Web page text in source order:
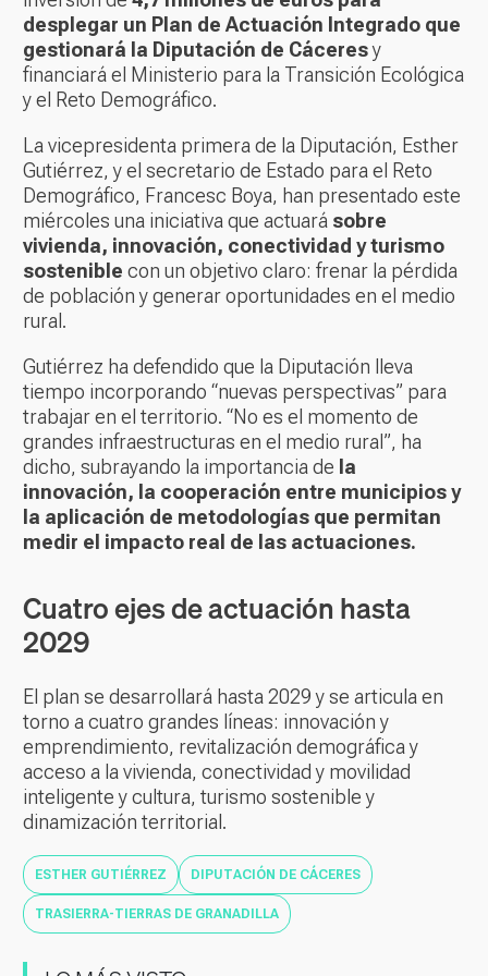
desplegar un Plan de Actuación Integrado que
gestionará la Diputación de Cáceresy
financiará el Ministerio para la Transición Ecológica
y el Reto Demográfico.
La vicepresidenta primera de la Diputación, Esther
Gutiérrez, y el secretario de Estado para el Reto
Demográfico, Francesc Boya, han presentado este
miércoles una iniciativa que actuará sobre
vivienda, innovación, conectividad y turismo
sostenible con un objetivo claro: frenar la pérdida
de población y generar oportunidades en el medio
rural.
Gutiérrez ha defendido que la Diputación lleva
tiempo incorporando “nuevas perspectivas” para
trabajar en el territorio. “No es el momento de
grandes infraestructuras en el medio rural”, ha
dicho, subrayando la importancia de la
innovación, la cooperación entre municipios y
la aplicación de metodologías que permitan
medir el impacto real de las actuaciones.
Cuatro ejes de actuación hasta
2029
El plan se desarrollará hasta 2029 y se articula en
torno a cuatro grandes líneas: innovación y
emprendimiento, revitalización demográfica y
acceso a la vivienda, conectividad y movilidad
inteligente y cultura, turismo sostenible y
dinamización territorial.
ESTHER GUTIÉRREZ DIPUTACIÓN DE CÁCERES
TRASIERRA-TIERRAS DE GRANADILLA